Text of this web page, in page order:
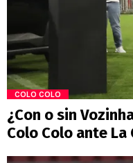
COLO COLO
¿Con o sin
Colo Colo ante La